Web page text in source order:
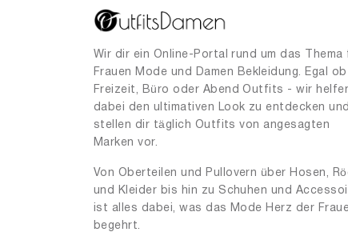
Wir dir ein Online-Portal rund um das Thema
Frauen Mode und Damen Bekleidung. Egal ob
Freizeit, Büro oder Abend Outfits - wir
dabei den ultimativen Look zu entdecken und
stellen dir täglich Outfits von angesagten
Marken vor.
Von Oberteilen und Pullovern über Hosen,
und Kleider bis hin zu Schuhen und
ist alles dabei, was das Mode Herz der
begehrt.